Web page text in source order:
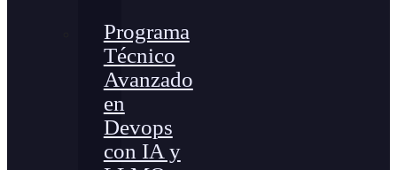
Programa
Técnico
Avanzado
en
Devops
con IA y